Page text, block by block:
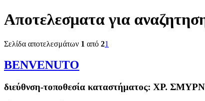
Αποτελεσματα για
Σελίδα αποτελεσμάτων 1 από 21
BENVENUTO
διεύθνση-τοποθεσία καταστήματος: ΧΡ.